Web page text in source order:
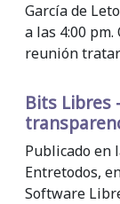
García de
a las 4:00
reunión
Bits Libres
Publicado en
Entretodos,
Software